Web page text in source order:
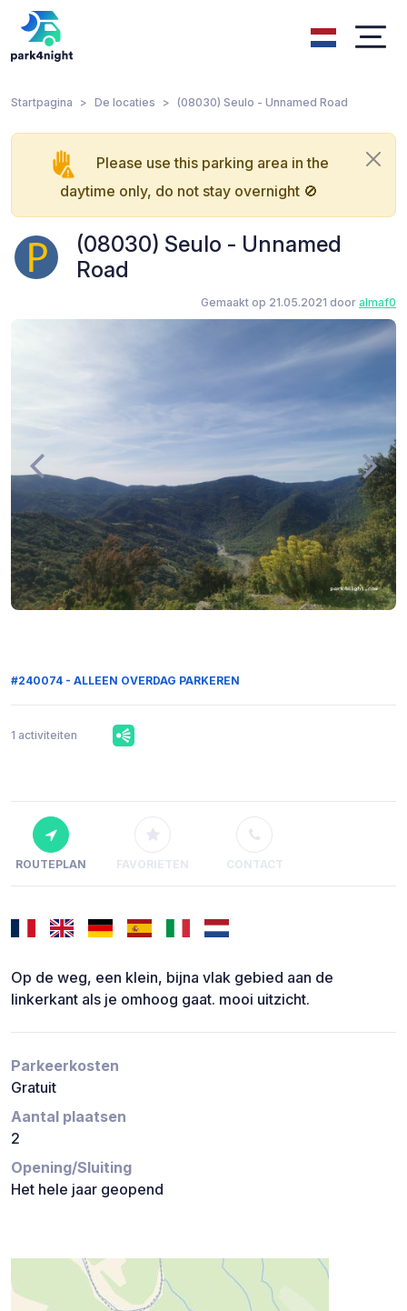
Startpagina De locaties (08030) Seulo - Unnamed Road
Please use this parking area in the
daytime only, do not stay overnight 🚫
(08030) Seulo - Unnamed
Road
Gemaakt op 21.05.2021 door almaf0
#240074 - ALLEEN OVERDAG PARKEREN
1 activiteiten
ROUTEPLAN FAVORIETEN CONTACT
Op de weg, een klein, bijna vlak gebied aan de
linkerkant als je omhoog gaat. mooi uitzicht.
Parkeerkosten
Gratuit
Aantal plaatsen
2
Opening/Sluiting
Het hele jaar geopend